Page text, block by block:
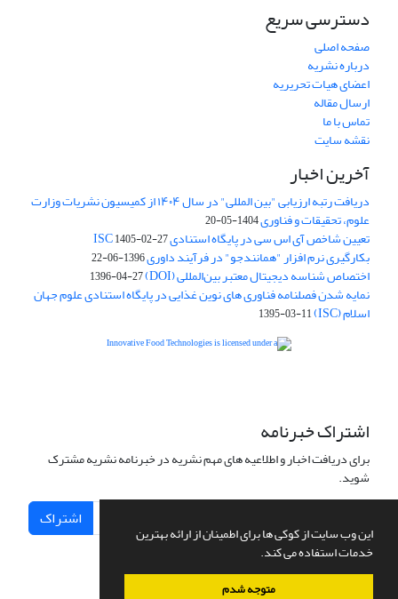
این وب سایت از کوکی ها برای اطمینان از ارائه بهترین
خدمات استفاده می کند.
متوجه شدم
دسترسی سریع
صفحه اصلی
درباره نشریه
اعضای هیات تحریریه
ارسال مقاله
تماس با ما
نقشه سایت
آخرین اخبار
دریافت رتبه ارزیابی "بین المللی" در سال ۱۴۰۴ از کمیسیون نشریات وزارت
علوم، تحقیقات و فناوری1404-05-20
تعیین شاخص آی اس سی در پایگاه استنادی ISC1405-02-27
بکارگیری نرم افزار "همانندجو" در فرآیند داوری1396-06-22
اختصاص شناسه دیجیتال معتبر بین‌المللی (DOI) 1396-04-27
نمایه شدن فصلنامه فناوری های نوین غذایی در پایگاه استنادی علوم جهان
اسلام (ISC) 1395-03-11
اشتراک خبرنامه
برای دریافت اخبار و اطلاعیه های مهم نشریه در خبرنامه نشریه مشترک
شوید.
اشتراک